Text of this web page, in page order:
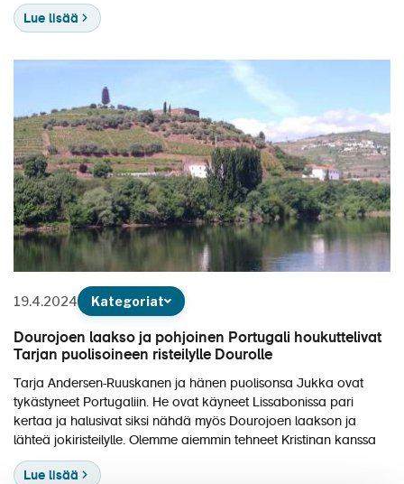
Lue lisää
19.4.2024 Kategoriat
Dourojoen laakso ja pohjoinen Portugali houkuttelivat
Tarjan puolisoineen risteilylle Dourolle
Tarja Andersen-Ruuskanen ja hänen puolisonsa Jukka ovat
tykästyneet Portugaliin. He ovat käyneet Lissabonissa pari
kertaa ja halusivat siksi nähdä myös Dourojoen laakson ja
lähteä jokiristeilylle. Olemme aiemmin tehneet Kristinan kanssa
Lue lisää